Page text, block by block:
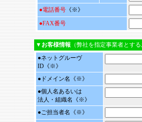
●電話番号 《※》
●FAX番号
▼お客様情報 （弊社を指定事業者とす
●ネットグルーヴ
ID 《※》
●ドメイン名
《※》
●個人名あるいは
法人・組織名
《※》
●ご担当者名 《※》